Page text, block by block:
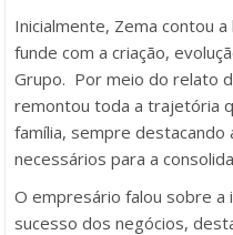
Inicialmente, Zema contou
funde com a criação,
Grupo. Por meio do relato
remontou toda a trajetória
família, sempre
necessários para a
O empresário falou sobre a
sucesso dos negócios,